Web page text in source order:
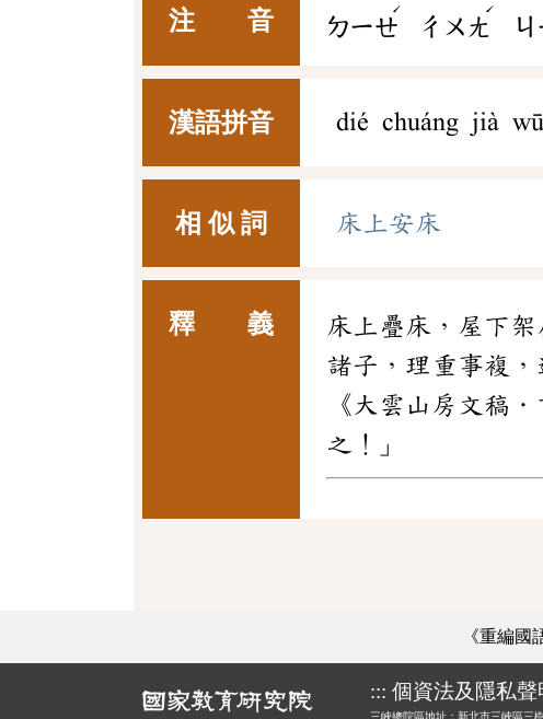
注 音 ㄉㄧㄝ
ˊ
ㄔㄨㄤ
ˊ
漢語拼音 dié chuáng jià wū
相 似 詞 床上安床
釋 義
床上疊床，屋下
諸子，理重事複
《大雲山房文稿
之！」
《重編
::: 個資法及隱私聲
三峽總院區地址：新北市三峽區三樹